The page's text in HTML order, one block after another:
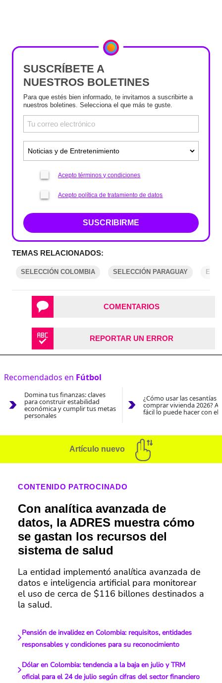
SUSCRÍBETE A
NUESTROS BOLETINES
Para que estés bien informado, te invitamos a suscribirte a
nuestros boletines. Selecciona el que más te guste.
Acepto términos y condiciones
Acepto política de tratamiento de datos
SUSCRIBIRME
TEMAS RELACIONADOS:
SELECCIÓN COLOMBIA SELECCIÓN PARAGUAY
COMENTARIOS
REPORTAR UN ERROR
Recomendados en Fútbol
Domina tus finanzas: claves
para construir estabilidad
económica y cumplir tus metas
personales
¿Cómo usar las cesantías
comprar vivienda 2026?
fácil lo puede hacer con el
Artículo nuevo
CONTENIDO PATROCINADO
Con analítica avanzada de
datos, la ADRES muestra cómo
se gastan los recursos del
sistema de salud
La entidad implementó analítica avanzada de
datos e inteligencia artificial para monitorear
el uso de cerca de $116 billones destinados a
la salud.
Pensión de invalidez en Colombia: requisitos, entidades
responsables y condiciones para su reconocimiento
Dólar en Colombia: tendencia a la baja en julio y TRM
oficial para el 24 de julio según cifras del sector financiero